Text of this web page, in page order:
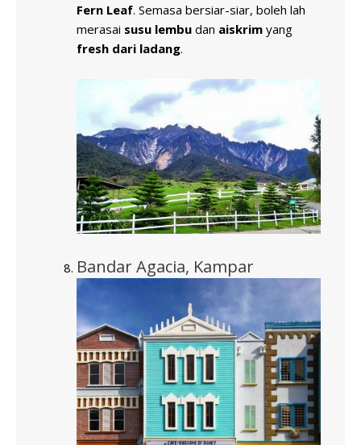
Fern Leaf. Semasa bersiar-siar, boleh lah
merasai susu lembu dan aiskrim yang
fresh dari ladang.
Bandar Agacia, Kampar